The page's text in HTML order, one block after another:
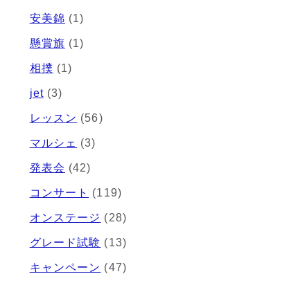
安美錦 (1)
懸賞旗 (1)
相撲 (1)
jet (3)
レッスン (56)
マルシェ (3)
発表会 (42)
コンサート (119)
オンステージ (28)
グレード試験 (13)
キャンペーン (47)